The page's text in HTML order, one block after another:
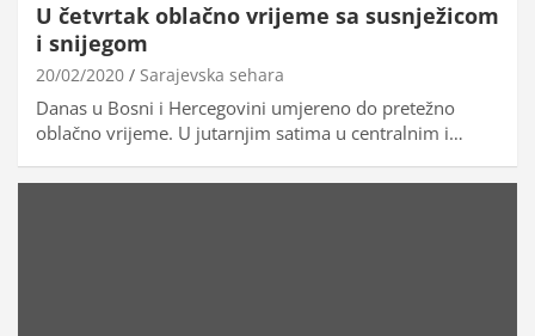
U četvrtak oblačno vrijeme sa susnježicom
i snijegom
20/02/2020 Sarajevska sehara
Danas u Bosni i Hercegovini umjereno do pretežno
oblačno vrijeme. U jutarnjim satima u centralnim i…